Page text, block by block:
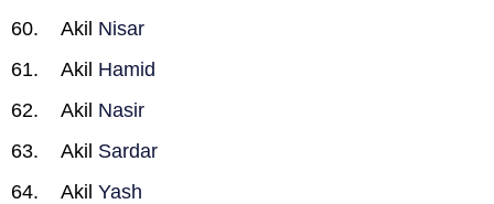
Akil Nisar
Akil Hamid
Akil Nasir
Akil Sardar
Akil Yash